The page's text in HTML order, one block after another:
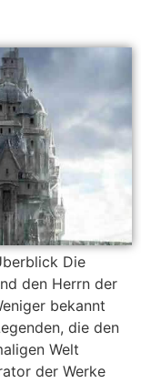
Die
den Herrn der
bekannt
die den
Welt
der Werke